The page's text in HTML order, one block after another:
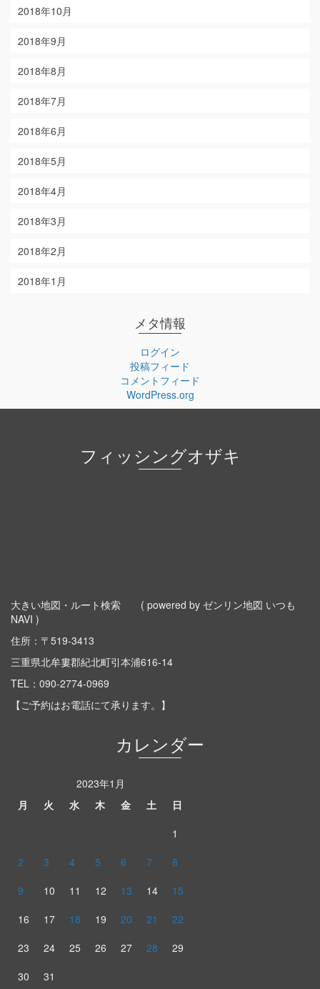
2018年10月
2018年9月
2018年8月
2018年7月
2018年6月
2018年5月
2018年4月
2018年3月
2018年2月
2018年1月
メタ情報
ログイン
投稿フィード
コメントフィード
WordPress.org
フィッシングオザキ
大きい地図・ルート検索
( powered by ゼンリン地図 いつも
NAVI )
住所：〒519-3413
三重県北牟婁郡紀北町引本浦616-14
TEL： 090-2774-0969
【ご予約はお電話にて承ります。】
カレンダー
2023年1月
月
火 水 木 金 土
日
1
2
3 4 5 6 7
8
9
10 11 12 13 14
15
16
17 18 19 20 21
22
23
24 25 26 27 28
29
30
31